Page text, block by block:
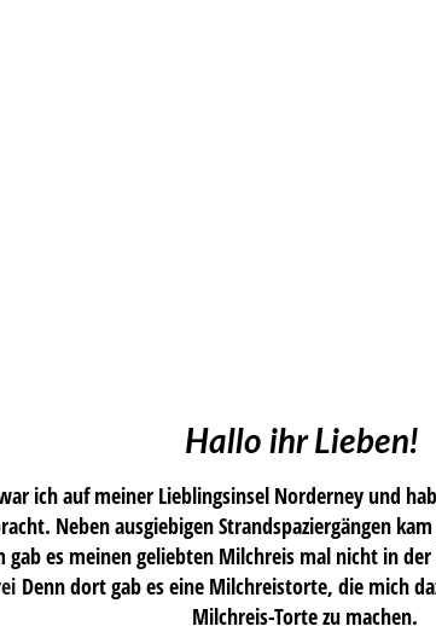
Hallo ihr Lieben!
ich auf meiner Lieblingsinsel Norderney und
Neben ausgiebigen Strandspaziergängen
gab es meinen geliebten Milchreis mal nicht in
Denn dort gab es eine Milchreistorte, die mich
Milchreis-Torte zu machen.